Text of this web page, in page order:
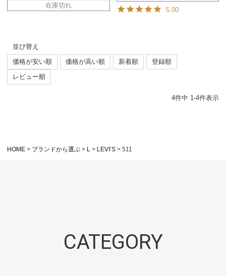
在庫切れ
5.00
並び替え
価格が安い順
価格が高い順 新着順
登録順
レビュー順
4件中 1-4件表示
HOME ブランドから選ぶ L LEVI’S 511
CATEGORY